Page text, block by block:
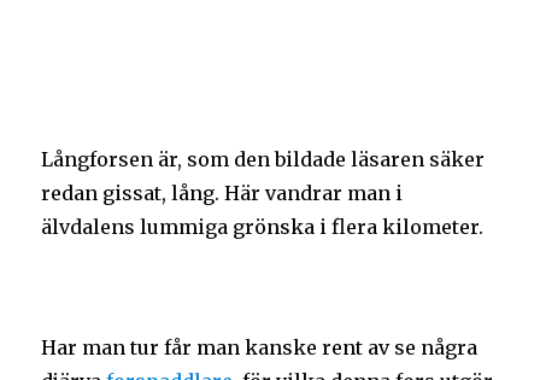
Långforsen är, som den bildade läsaren säker
redan gissat, lång. Här vandrar man i
älvdalens lummiga grönska i flera kilometer.
Har man tur får man kanske rent av se några